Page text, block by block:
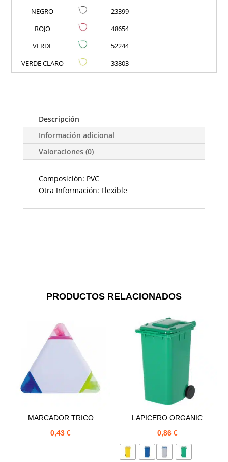
NEGRO
23399
ROJO
48654
VERDE
52244
VERDE CLARO
33803
Descripción
Información adicional
Valoraciones (0)
Composición: PVC
Otra Información: Flexible
PRODUCTOS RELACIONADOS
MARCADOR TRICO
0,43€
LAPICERO ORGANIC
0,86 €